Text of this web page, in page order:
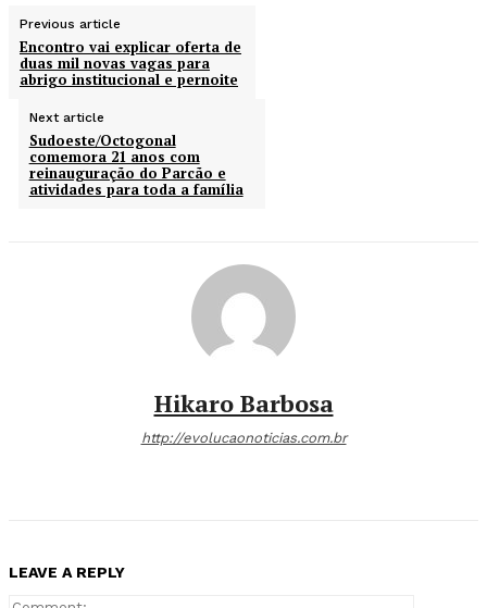
Previous article
Encontro vai explicar oferta de
duas mil novas vagas para
abrigo institucional e pernoite
Next article
Sudoeste/Octogonal
comemora 21 anos com
reinauguração do Parcão e
atividades para toda a família
Hikaro Barbosa
http://evolucaonoticias.com.br
LEAVE A REPLY